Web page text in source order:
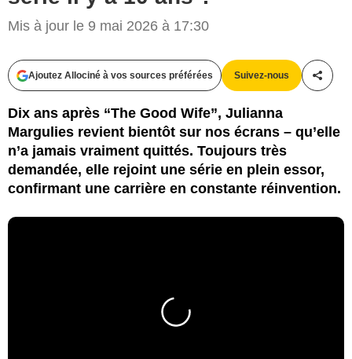
Mis à jour le 9 mai 2026 à 17:30
Ajoutez Allociné à vos sources préférées Suivez-nous
Dix ans après “The Good Wife”, Julianna
Margulies revient bientôt sur nos écrans – qu’elle
n’a jamais vraiment quittés. Toujours très
demandée, elle rejoint une série en plein essor,
confirmant une carrière en constante réinvention.